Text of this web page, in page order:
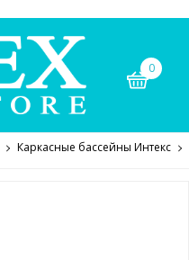
0
Каркасные бассейны Интекс